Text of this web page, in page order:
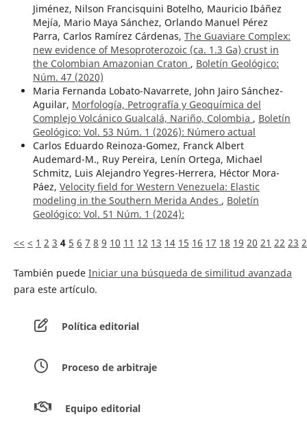
Jiménez, Nilson Francisquini Botelho, Mauricio Ibáñez
Mejía, Mario Maya Sánchez, Orlando Manuel Pérez
Parra, Carlos Ramírez Cárdenas, The Guaviare Complex:
new evidence of Mesoproterozoic (ca. 1.3 Ga) crust in
the Colombian Amazonian Craton , Boletín Geológico:
Núm. 47 (2020)
Maria Fernanda Lobato-Navarrete, John Jairo Sánchez-
Aguilar, Morfología, Petrografía y Geoquímica del
Complejo Volcánico Gualcalá, Nariño, Colombia , Boletín
Geológico: Vol. 53 Núm. 1 (2026): ¨Número actual
Carlos Eduardo Reinoza-Gomez, Franck Albert
Audemard-M., Ruy Pereira, Lenín Ortega, Michael
Schmitz, Luis Alejandro Yegres-Herrera, Héctor Mora-
Páez, Velocity field for Western Venezuela: Elastic
modeling in the Southern Merida Andes , Boletín
Geológico: Vol. 51 Núm. 1 (2024):
<< < 1 2 3 4 5 6 7 8 9 10 11 12 13 14 15 16 17 18 19 20 21 22 23
También puede Iniciar una búsqueda de similitud avanzada
para este artículo.
Política editorial
Proceso de arbitraje
Equipo editorial